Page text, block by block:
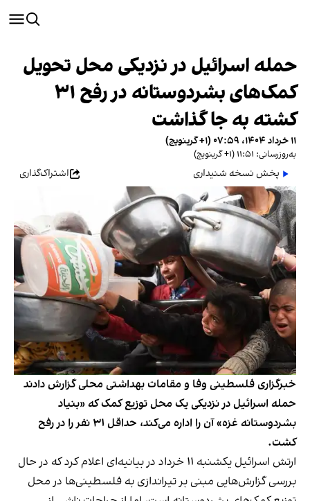
حمله اسرائیل در نزدیکی محل تحویل
کمک‌های بشردوستانه در رفح ۳۱
کشته به جا گذاشت
۱۱ خرداد ۱۴۰۴، ۰۷:۵۹ (‎+۱ گرینویچ)
به‌روزرسانی: ۱۱:۵۱ (‎+۱ گرینویچ)
پخش نسخه شنیداری اشتراک‌گذاری
خبرگزاری فلسطینی وفا و مقامات بهداشتی محلی گزارش دادند
حمله اسرائیل در نزدیکی یک محل توزیع کمک که «بنیاد
بشردوستانه غزه» آن را اداره می‌کند، حداقل ۳۱ نفر را در رفح
کشت.
ارتش اسرائیل یکشنبه ۱۱ خرداد در بیانیه‌ای اعلام کرد که در حال
بررسی گزارش‌هایی مبنی بر تیراندازی به فلسطینی‌ها در محل